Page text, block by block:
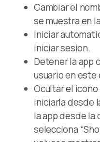
Cambiar el
se muestra en
Iniciar
iniciar sesion.
Detener la app
usuario en este
Ocultar el
iniciarla desde
la app desde la
selecciona